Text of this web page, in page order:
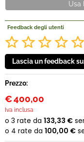
Feedback degli utenti
Prezzo:
€400,00
Iva inclusa